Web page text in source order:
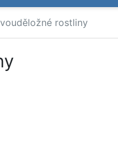
rostliny